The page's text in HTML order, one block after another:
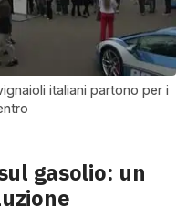
italiani partono per i
gasolio: un